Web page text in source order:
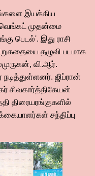
இயக்கிய
முதன்மை
பெடல்'. இது ராசி
தழுவி படமாக
வி.ஆர்.
ஜிப்ரான்
சிவகார்த்திகேயன்
திரையரங்குகளில்
சந்திப்பு